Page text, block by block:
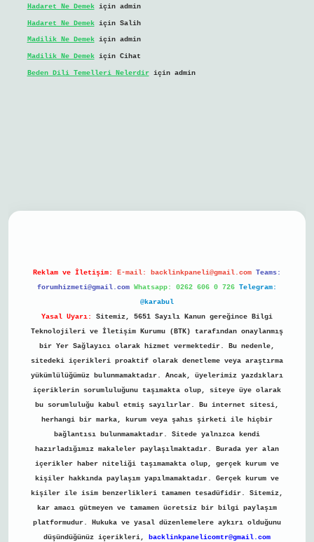
Hadaret Ne Demekiçin admin
Hadaret Ne Demekiçin Salih
Madilik Ne Demekiçin admin
Madilik Ne Demekiçin Cihat
Beden Dili Temelleri Nelerdiriçin admin
Reklam ve İletişim: E-mail: backlinkpaneli@gmail.com Teams:
forumhizmeti@gmail.com Whatsapp: 0262 606 0 726 Telegram:
@karabul
Yasal Uyarı:
Sitemiz, 5651 Sayılı Kanun gereğince Bilgi
Teknolojileri ve İletişim Kurumu (BTK) tarafından onaylanmış
bir Yer Sağlayıcı olarak hizmet vermektedir. Bu nedenle,
sitedeki içerikleri proaktif olarak denetleme veya araştırma
yükümlülüğümüz bulunmamaktadır. Ancak, üyelerimiz yazdıkları
içeriklerin sorumluluğunu taşımakta olup, siteye üye olarak
bu sorumluluğu kabul etmiş sayılırlar. Bu internet sitesi,
herhangi bir marka, kurum veya şahıs şirketi ile hiçbir
bağlantısı bulunmamaktadır. Sitede yalnızca kendi
hazırladığımız makaleler paylaşılmaktadır. Burada yer alan
içerikler haber niteliği taşımamakta olup, gerçek kurum ve
kişiler hakkında paylaşım yapılmamaktadır. Gerçek kurum ve
kişiler ile isim benzerlikleri tamamen tesadüfidir. Sitemiz,
kar amacı gütmeyen ve tamamen ücretsiz bir bilgi paylaşım
platformudur. Hukuka ve yasal düzenlemelere aykırı olduğunu
düşündüğünüz içerikleri,
backlinkpanelicomtr@gmail.com